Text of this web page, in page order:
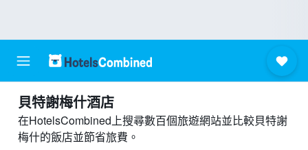
貝特謝梅什酒店
在HotelsCombined上搜尋數百個旅遊網站並比較貝特謝
梅什的飯店並節省旅費。